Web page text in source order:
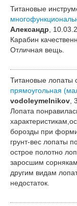
Титановые
Александр,
Карабин
Отличная вещь.
Титановые лопаты
прямоугольная
vodoleymelnikov,
Лопата
борозды при
грунт-вес лопаты
острое полотно
заросшим
другим видам
недостаток.